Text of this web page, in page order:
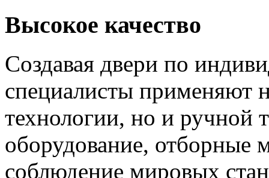
Высокое качество
Создавая двери по
специалисты применяют
технологии, но и ручной
оборудование, отборные
соблюдение мировых